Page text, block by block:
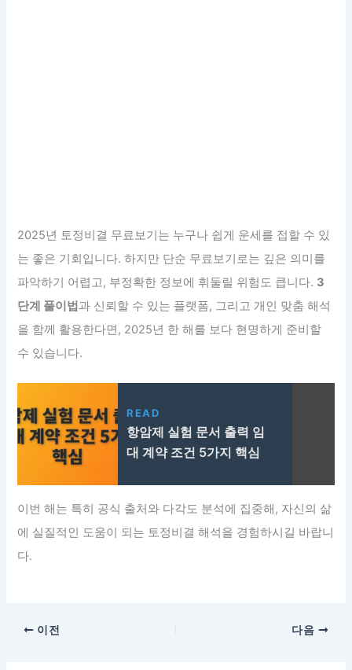
2025년 토정비결 무료보기는 누구나 쉽게 운세를 접할 수 있
는 좋은 기회입니다. 하지만 단순 무료보기로는 깊은 의미를
파악하기 어렵고, 부정확한 정보에 휘둘릴 위험도 큽니다. 3
단계 풀이법 과 신뢰할 수 있는 플랫폼, 그리고 개인 맞춤 해석
을 함께 활용한다면, 2025년 한 해를 보다 현명하게 준비할
수 있습니다.
READ
항암제 실험 문서 출력 임
대 계약 조건 5가지 핵심
이번 해는 특히 공식 출처와 다각도 분석에 집중해, 자신의 삶
에 실질적인 도움이 되는 토정비결 해석을 경험하시길 바랍니
다.
이전 다음